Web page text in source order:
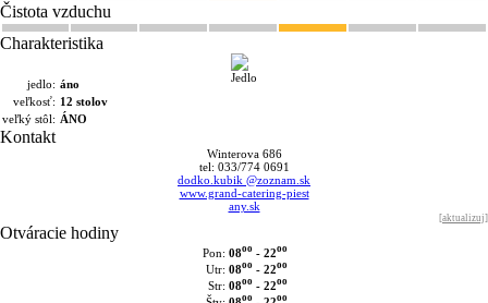
Čistota vzduchu
Charakteristika
jedlo: áno
veľkosť: 12 stolov
veľký stôl: ÁNO
Kontakt
Winterova 686
tel: 033/774 0691
dodko.kubik @zoznam.sk
www.grand-catering-piest
any.sk
[aktualizuj]
Otváracie hodiny
Pon: 08oo- 22oo
Utr: 08oo- 22oo
Str: 08oo- 22oo
oo oo